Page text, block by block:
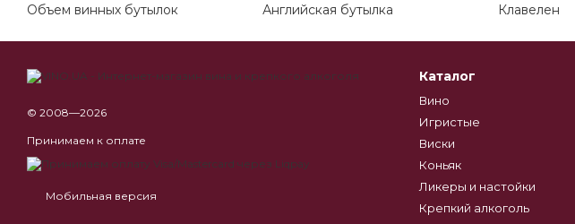
Объем винных бутылок Английская бутылка Клавелен
© 2008—2026
Принимаем к оплате
Мобильная версия
Каталог
Вино
Игристые
Виски
Коньяк
Ликеры и настойки
Крепкий алкоголь